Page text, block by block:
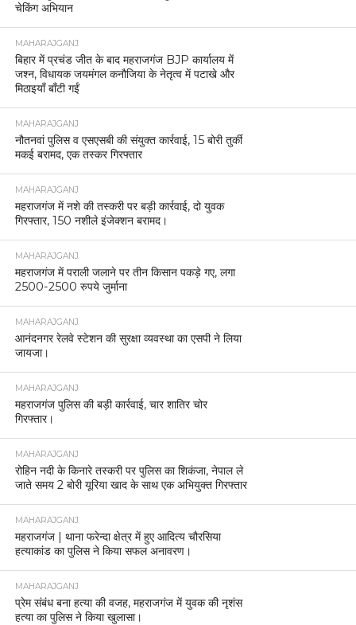
चेकिंग अभियान
MAHARAJGANJ
बिहार में प्रचंड जीत के बाद महराजगंज BJP कार्यालय में
जश्न, विधायक जयमंगल कनौजिया के नेतृत्व में पटाखे और
मिठाइयाँ बाँटी गईं
MAHARAJGANJ
नौतनवां पुलिस व एसएसबी की संयुक्त कार्रवाई, 15 बोरी तुर्की
मकई बरामद, एक तस्कर गिरफ्तार
MAHARAJGANJ
महराजगंज में नशे की तस्करी पर बड़ी कार्रवाई, दो युवक
गिरफ्तार, 150 नशीले इंजेक्शन बरामद।
MAHARAJGANJ
महराजगंज में पराली जलाने पर तीन किसान पकड़े गए, लगा
2500-2500 रुपये जुर्माना
MAHARAJGANJ
आनंदनगर रेलवे स्टेशन की सुरक्षा व्यवस्था का एसपी ने लिया
जायजा।
MAHARAJGANJ
महराजगंज पुलिस की बड़ी कार्रवाई, चार शातिर चोर
गिरफ्तार।
MAHARAJGANJ
रोहिन नदी के किनारे तस्करी पर पुलिस का शिकंजा, नेपाल ले
जाते समय 2 बोरी यूरिया खाद के साथ एक अभियुक्त गिरफ्तार
MAHARAJGANJ
महराजगंज | थाना फरेन्दा क्षेत्र में हुए आदित्य चौरसिया
हत्याकांड का पुलिस ने किया सफल अनावरण।
MAHARAJGANJ
प्रेम संबंध बना हत्या की वजह, महराजगंज में युवक की नृशंस
हत्या का पुलिस ने किया खुलासा।